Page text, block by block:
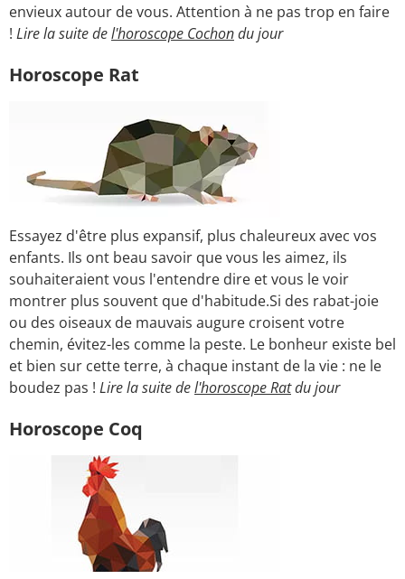
envieux autour de vous. Attention à ne pas trop en faire
! Lire la suite del'horoscope Cochondu jour
Horoscope Rat
Essayez d'être plus expansif, plus chaleureux avec vos
enfants. Ils ont beau savoir que vous les aimez, ils
souhaiteraient vous l'entendre dire et vous le voir
montrer plus souvent que d'habitude.Si des rabat-joie
ou des oiseaux de mauvais augure croisent votre
chemin, évitez-les comme la peste. Le bonheur existe bel
et bien sur cette terre, à chaque instant de la vie : ne le
boudez pas ! Lire la suite del'horoscope Ratdu jour
Horoscope Coq